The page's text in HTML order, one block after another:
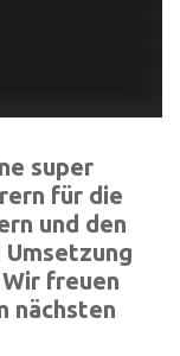
super
für die
und den
freuen
nächsten